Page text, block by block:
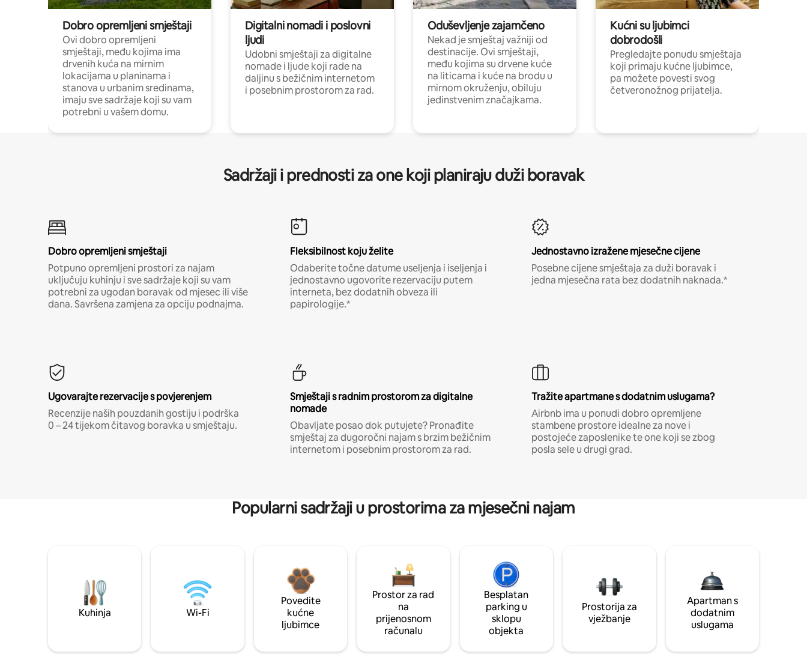
Dobro opremljeni smještaji
Ovi dobro opremljeni
smještaji, među kojima ima
drvenih kuća na mirnim
lokacijama u planinama i
stanova u urbanim sredinama,
imaju sve sadržaje koji su vam
potrebni u vašem domu.
Digitalni nomadi i poslovni
ljudi
Udobni smještaji za digitalne
nomade i ljude koji rade na
daljinu s bežičnim internetom
i posebnim prostorom za rad.
Oduševljenje zajamčeno
Nekad je smještaj važniji od
destinacije. Ovi smještaji,
među kojima su drvene kuće
na liticama i kuće na brodu u
mirnom okruženju, obiluju
jedinstvenim značajkama.
Kućni su ljubimci
dobrodošli
Pregledajte ponudu smještaja
koji primaju kućne ljubimce,
pa možete povesti svog
četveronožnog prijatelja.
Sadržaji i prednosti za one koji planiraju duži boravak
Dobro opremljeni smještaji
Potpuno opremljeni prostori za najam
uključuju kuhinju i sve sadržaje koji su vam
potrebni za ugodan boravak od mjesec ili više
dana. Savršena zamjena za opciju podnajma.
Fleksibilnost koju želite
Odaberite točne datume useljenja i iseljenja i
jednostavno ugovorite rezervaciju putem
interneta, bez dodatnih obveza ili
papirologije.*
Jednostavno izražene mjesečne cijene
Posebne cijene smještaja za duži boravak i
jedna mjesečna rata bez dodatnih naknada.*
Ugovarajte rezervacije s povjerenjem
Recenzije naših pouzdanih gostiju i podrška
0 – 24 tijekom čitavog boravka u smještaju.
Smještaji s radnim prostorom za digitalne
nomade
Obavljate posao dok putujete? Pronađite
smještaj za dugoročni najam s brzim bežičnim
internetom i posebnim prostorom za rad.
Tražite apartmane s dodatnim uslugama?
Airbnb ima u ponudi dobro opremljene
stambene prostore idealne za nove i
postojeće zaposlenike te one koji se zbog
posla sele u drugi grad.
Popularni sadržaji u prostorima za mjesečni najam
Kuhinja Wi-Fi
Povedite
kućne
ljubimce
Prostor za rad
na
prijenosnom
računalu
Besplatan
parking u
sklopu
objekta
Prostorija za
vježbanje
Apartman s
dodatnim
uslugama